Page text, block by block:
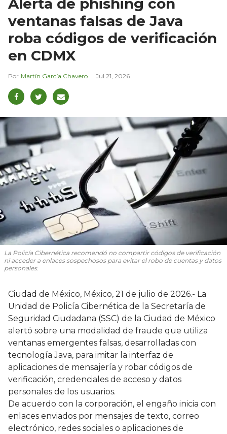
Alerta de phishing con
ventanas falsas de Java
roba códigos de verificación
en CDMX
Martín García Chavero Jul 21, 2026
La Policía Cibernética recomendó no compartir códigos de verificación
ni acceder a enlaces sospechosos para evitar el robo de cuentas y datos
personales.
Ciudad de México, México, 21 de julio de 2026.- La
Unidad de Policía Cibernética de la Secretaría de
Seguridad Ciudadana (SSC) de la Ciudad de México
alertó sobre una modalidad de fraude que utiliza
ventanas emergentes falsas, desarrolladas con
tecnología Java, para imitar la interfaz de
aplicaciones de mensajería y robar códigos de
verificación, credenciales de acceso y datos
personales de los usuarios.
De acuerdo con la corporación, el engaño inicia con
enlaces enviados por mensajes de texto, correo
electrónico, redes sociales o aplicaciones de